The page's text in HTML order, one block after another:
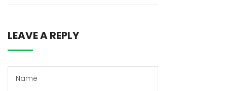
LEAVE A REPLY